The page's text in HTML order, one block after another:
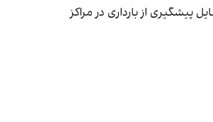
پیشگیری از بارداری در مراکز